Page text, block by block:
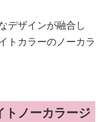
デザインが融合し
トカラーのノーカラ
トノーカラージ